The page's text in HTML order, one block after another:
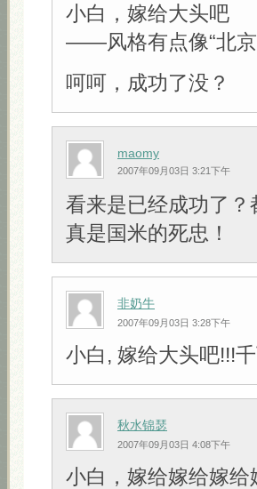
小白，嫁给大头吧
——风格有点像“北京
呵呵，成功了没？
maomy
2007年09月03日 3:21下午
看来是已经成功了
真是国米的死忠！
非奶牛
2007年09月03日 3:28下午
小白, 嫁给大头吧!!!
秋水锦瑟
2007年09月03日 4:08下午
小白，嫁给嫁给嫁